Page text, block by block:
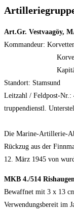
Art.Gr. Vestvaagöy,
Kommandeur:
Korvettenkapitän
Kapitänleutnant
Standort: Stamsund
Leitzahl / Feldpost-Nr.:
truppendienstl.
Die Marine-Artillerie-
Rückzug aus der
12. März 1945 von
MKB 4./514
Bewaffnet mit 3 x 13
Verwendungsbereit im